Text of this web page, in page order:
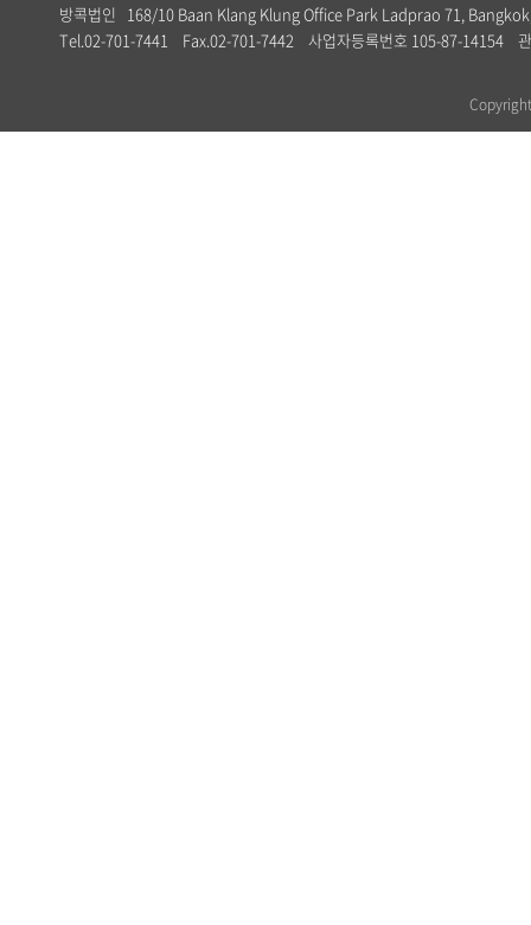
방콕법인 168/10 Baan Klang Klung Office Park Ladprao 71,
Tel.02-701-7441 Fax.02-701-7442 사업자등록번호 105-87-14154